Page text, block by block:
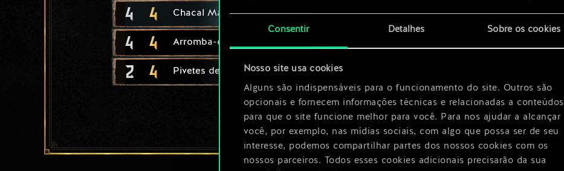
Consentir Detalhes Sobre os cookies
Nosso site usa cookies
Alguns são indispensáveis para o funcionamento do site. Outros são
opcionais e fornecem informações técnicas e relacionadas a conteúdos
para que o site funcione melhor para você. Para nos ajudar a alcançar
você, por exemplo, nas mídias sociais, com algo que possa ser de seu
interesse, podemos compartilhar partes dos nossos cookies com os
nossos parceiros. Todos esses cookies adicionais precisarão da sua
4 4 Chacal Marinho x2
4 4 Arromba-cofres Ananico
2 4 Pivetes de Rua